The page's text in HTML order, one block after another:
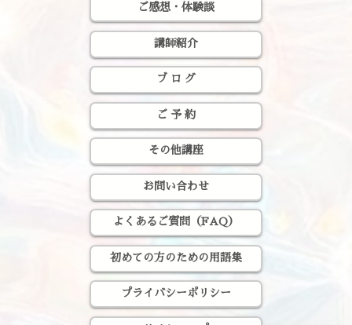
ご感想・体験談
講師紹介
ブ ロ グ
ご 予 約
その他講座
お問い合わせ
よくあるご質問（FAQ）
初めての方のための用語集
プライバシーポリシー